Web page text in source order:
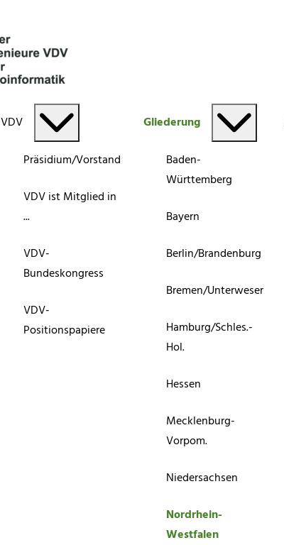
VDV
Präsidium/Vorstand
VDV ist Mitglied in
...
VDV-
Bundeskongress
VDV-
Positionspapiere
Gliederung
Baden-
Württemberg
Bayern
Berlin/Brandenburg
Bremen/Unterweser
Hamburg/Schles.-
Hol.
Hessen
Mecklenburg-
Vorpom.
Niedersachsen
Nordrhein-
Westfalen